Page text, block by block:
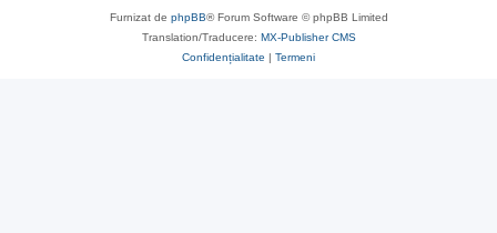
Furnizat de phpBB® Forum Software © phpBB Limited
Translation/Traducere: MX-Publisher CMS
Confidențialitate | Termeni